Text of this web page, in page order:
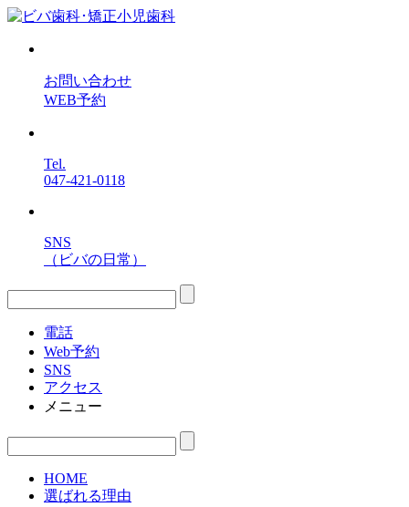
お問い合わせ
WEB予約
Tel.
047-421-0118
SNS
（ビバの日常）
電話
Web予約
SNS
アクセス
メニュー
HOME
選ばれる理由